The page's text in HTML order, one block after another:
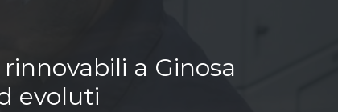
a Ginosa
evoluti